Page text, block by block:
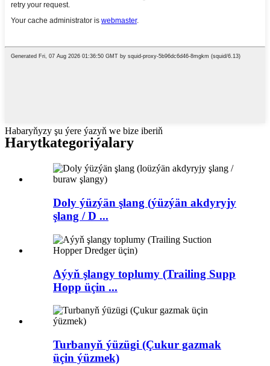
Habaryňyzy şu ýere ýazyň we bize iberiň
Harytkategoriýalary
Doly ýüzýän şlang (ýüzýän akdyryjy
şlang / D ...
Aýyň şlangy toplumy (Trailing Supp
Hopp üçin ...
Turbanyň ýüzügi (Çukur gazmak
üçin ýüzmek)